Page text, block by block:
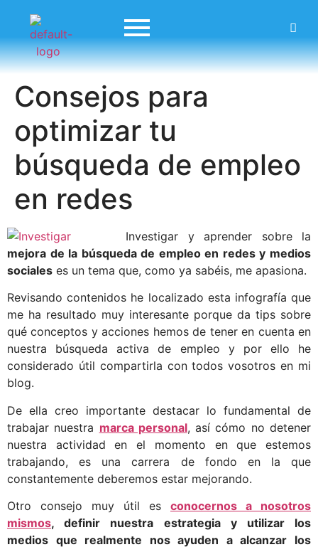
Consejos para
optimizar tu
búsqueda de empleo
en redes
Investigar y aprender sobre la
mejora de la búsqueda de empleo en redes y medios
sociales es un tema que, como ya sabéis, me apasiona.
Revisando contenidos he localizado esta infografía que
me ha resultado muy interesante porque da tips sobre
qué conceptos y acciones hemos de tener en cuenta en
nuestra búsqueda activa de empleo y por ello he
considerado útil compartirla con todos vosotros en mi
blog.
De ella creo importante destacar lo fundamental de
trabajar nuestra marca personal, así cómo no detener
nuestra actividad en el momento en que estemos
trabajando, es una carrera de fondo en la que
constantemente deberemos estar mejorando.
Otro consejo muy útil es conocernos a nosotros
mismos, definir nuestra estrategia y utilizar los
medios que realmente nos ayuden a alcanzar los